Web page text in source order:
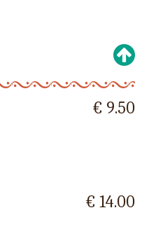
€ 9.50
€ 14.00